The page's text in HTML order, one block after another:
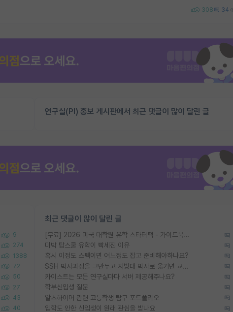
308 34
연구실(PI) 홍보 게시판에서 최근 댓글이 많이 달린 글
9
274
1388
72
50
27
43
40
최근 댓글이 많이 달린 글
[무료] 2026 미국 대학원 유학 스타터팩 - 가이드북 & 합격자 컨택메일 템플릿
미박 탑스쿨 유학이 빡세진 이유
혹시 이정도 스펙이면 어느정도 잡고 준비해야하나요?
SSH 박사과정을 그만두고 지방대 박사로 옮기면 교수의 꿈은 끝일까요?
카이스트는 모든 연구실마다 서버 제공해주나요?
학부신입생 질문
알츠하이머 관련 고등학생 탐구 포트폴리오
입학도 안한 신입생이 원래 관심을 받나요